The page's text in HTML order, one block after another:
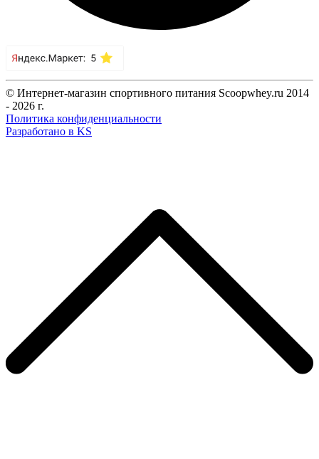
© Интернет-магазин спортивного питания Scoopwhey.ru 2014
- 2026 г.
Политика конфиденциальности
Разработано в KS